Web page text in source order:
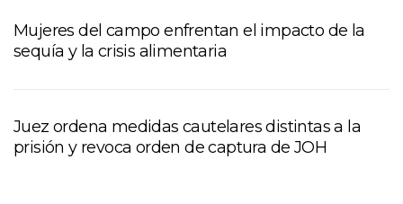
Mujeres del campo enfrentan el impacto de la
sequía y la crisis alimentaria
Juez ordena medidas cautelares distintas a la
prisión y revoca orden de captura de JOH